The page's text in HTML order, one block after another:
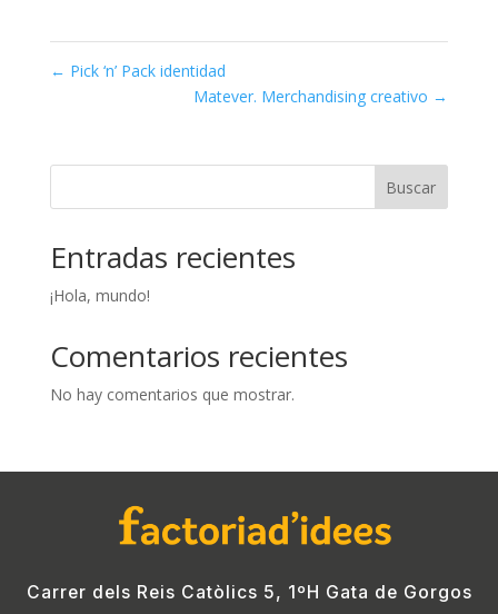
← Pick ‘n’ Pack identidad
Matever. Merchandising creativo →
Buscar
Entradas recientes
¡Hola, mundo!
Comentarios recientes
No hay comentarios que mostrar.
Carrer dels Reis Catòlics 5, 1ºH Gata de Gorgos